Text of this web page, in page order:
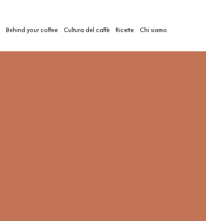
Behind your coffee Cultura del caffè Ricette Chi siamo